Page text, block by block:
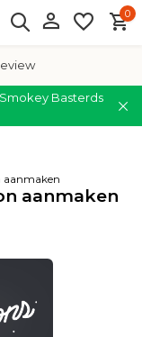
0
Smokey Basterds
aanmaken
aanmaken